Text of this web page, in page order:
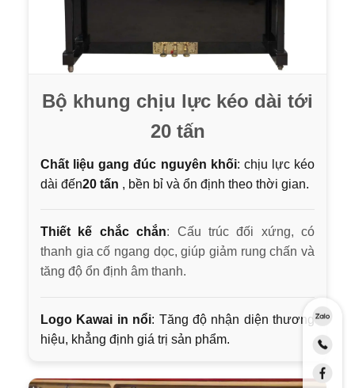
Bộ khung chịu lực kéo dài tới
20 tấn
Chất liệu gang đúc nguyên khối: chịu lực kéo
dài đến20 tấn , bền bỉ và ổn định theo thời gian.
Thiết kế chắc chắn: Cấu trúc đối xứng, có
thanh gia cố ngang dọc, giúp giảm rung chấn và
tăng độ ổn định âm thanh.
Logo Kawai in nổi: Tăng độ nhận diện thương
hiệu, khẳng định giá trị sản phẩm.